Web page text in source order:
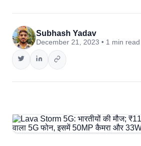
Subhash Yadav
December 21, 2023 • 1 min read